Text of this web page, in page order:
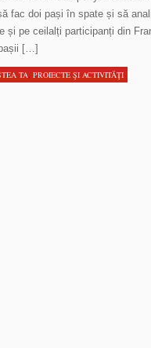
fac doi pași în spate și să
și pe ceilalți participanți din
[…]
TA, PROIECTE ŞI ACTIVITĂŢI